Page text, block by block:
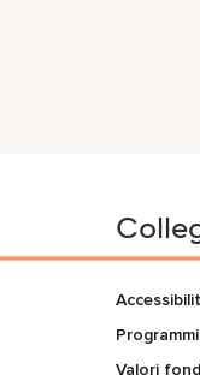
Valori